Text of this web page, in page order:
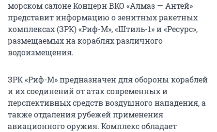
морском салоне Концерн ВКО «Алмаз — Антей»
представит информацию о зенитных ракетных
комплексах (ЗРК) «Риф-М», «Штиль-1» и «Ресурс»,
размещаемых на кораблях различного
водоизмещения.
ЗРК «Риф-М» предназначен для обороны кораблей
и их соединений от атак современных и
перспективных средств воздушного нападения, а
также отдаления рубежей применения
авиационного оружия. Комплекс обладает